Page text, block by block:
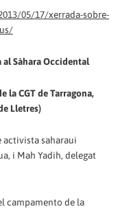
05/17/xerrada-sobre-
Sàhara Occidental
la CGT de Tarragona,
Lletres)
activista saharaui
i Mah Yadih, delegat
campamento de la